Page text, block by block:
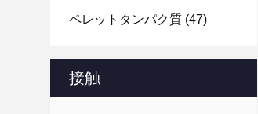
ペレットタンパク質 (47)
接触